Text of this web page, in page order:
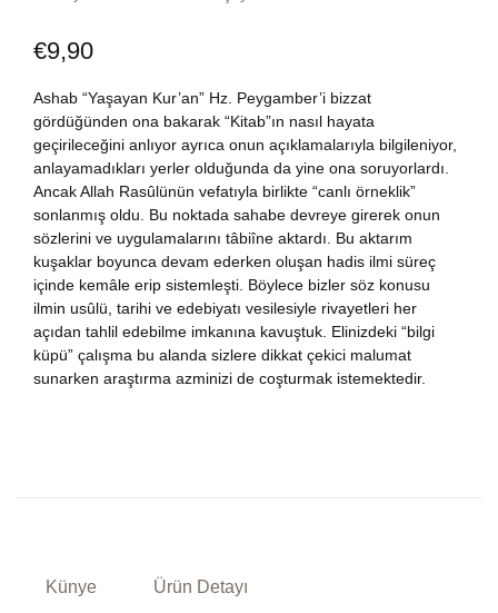
Felsefe
Ingilizce
Kişisel Gelişim
Psikoloji
Tarih
Kitap Siparişi
Sepetim
Bize Ulaşın
TR
DE
€9,90
Ashab “Yaşayan Kur’an” Hz. Peygamber’i bizzat
gördüğünden ona bakarak “Kitab”ın nasıl hayata
geçirileceğini anlıyor ayrıca onun açıklamalarıyla bilgileniyor,
anlayamadıkları yerler olduğunda da yine ona soruyorlardı.
Ancak Allah Rasûlünün vefatıyla birlikte “canlı örneklik”
sonlanmış oldu. Bu noktada sahabe devreye girerek onun
sözlerini ve uygulamalarını tâbiîne aktardı. Bu aktarım
kuşaklar boyunca devam ederken oluşan hadis ilmi süreç
içinde kemâle erip sistemleşti. Böylece bizler söz konusu
ilmin usûlü, tarihi ve edebiyatı vesilesiyle rivayetleri her
açıdan tahlil edebilme imkanına kavuştuk. Elinizdeki “bilgi
küpü” çalışma bu alanda sizlere dikkat çekici malumat
sunarken araştırma azminizi de coşturmak istemektedir.
Künye Ürün Detayı